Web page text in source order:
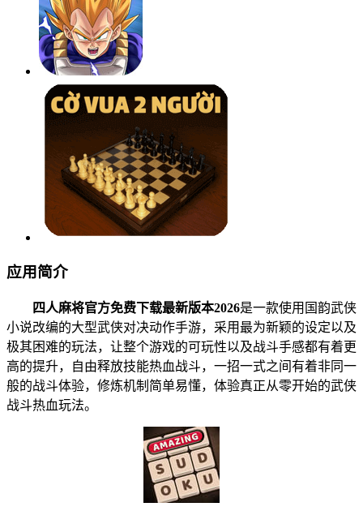
应用简介
四人麻将官方免费下载最新版本2026是一款使用国韵武侠
小说改编的大型武侠对决动作手游，采用最为新颖的设定以及
极其困难的玩法，让整个游戏的可玩性以及战斗手感都有着更
高的提升，自由释放技能热血战斗，一招一式之间有着非同一
般的战斗体验，修炼机制简单易懂，体验真正从零开始的武侠
战斗热血玩法。